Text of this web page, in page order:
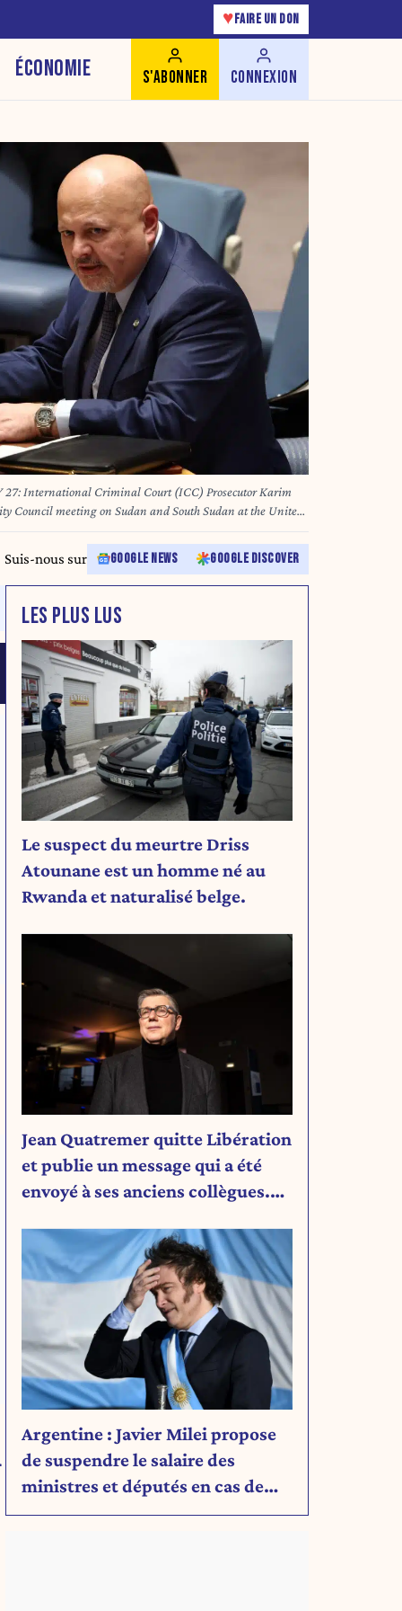
♥ FAIRE UN DON
ÉCONOMIE S'ABONNER CONNEXION
27: International Criminal Court (ICC) Prosecutor Karim
Council meeting on Sudan and South Sudan at the United
in New York City. The UN Security Council met to receive
Criminal Court (ICC) Prosecutor Karim Khan on
Images via AFP
Suis-nous sur GOOGLE NEWS GOOGLE DISCOVER
LES PLUS LUS
Le suspect du meurtre Driss
Atounane est un homme né au
Rwanda et naturalisé belge.
Jean Quatremer quitte Libération
et publie un message qui a été
envoyé à ses anciens collègues.
Argentine : Javier Milei propose
de suspendre le salaire des
ministres et députés en cas de
déficit budgétaire